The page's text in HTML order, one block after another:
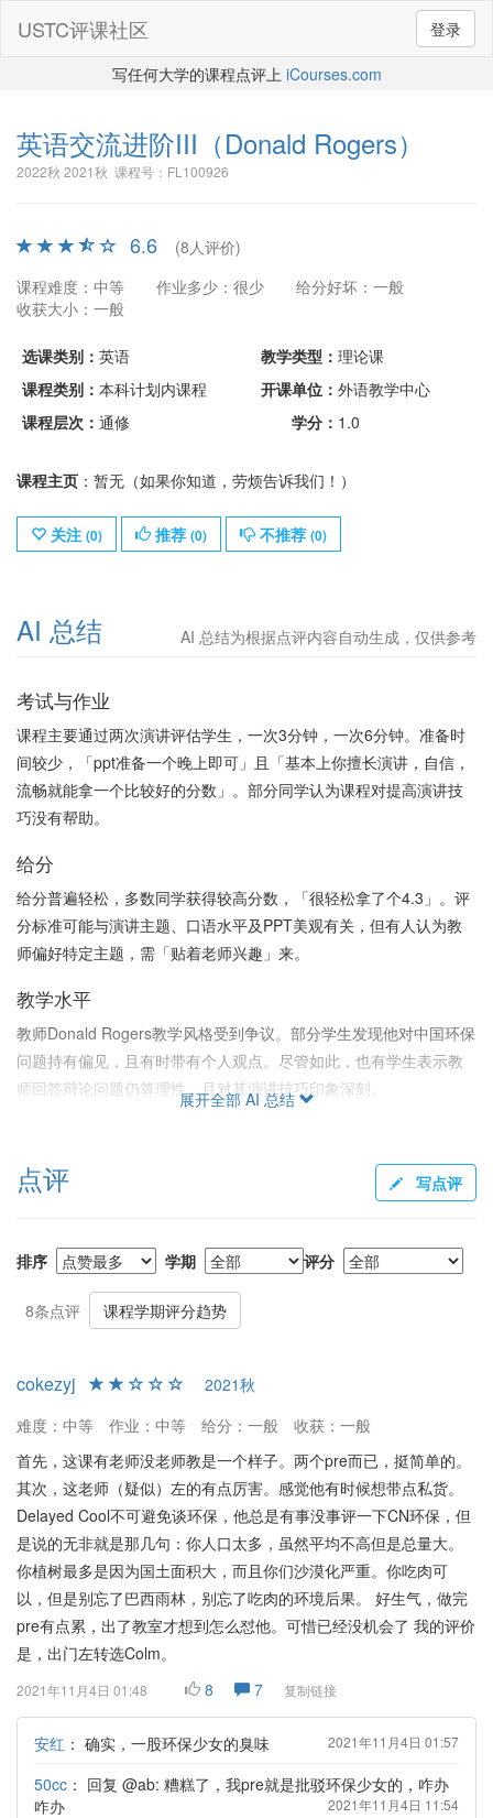
登录
USTC评课社区
写任何大学的课程点评上 iCourses.com
英语交流进阶III （Donald Rogers）
2022秋 2021秋 课程号：FL100926
6.6
(8人评价)
课程难度：中等
作业多少：很少
给分好坏：一般
收获大小：一般
选课类别： 英语 教学类型： 理论课
课程类别： 本科计划内课程 开课单位： 外语教学中心
课程层次： 通修 学分： 1.0
课程主页 ：暂无（如果你知道，劳烦告诉我们！）
关注 (0) 推荐 (0) 不推荐 (0)
AI 总结 AI 总结为根据点评内容自动生成，仅供参考
考试与作业
课程主要通过两次演讲评估学生，一次3分钟，一次6分钟。准备时
间较少，「ppt准备一个晚上即可」且「基本上你擅长演讲，自信，
流畅就能拿一个比较好的分数」。部分同学认为课程对提高演讲技
巧没有帮助。
给分
给分普遍轻松，多数同学获得较高分数，「很轻松拿了个4.3」。评
分标准可能与演讲主题、口语水平及PPT美观有关，但有人认为教
师偏好特定主题，需「贴着老师兴趣」来。
教学水平
教师Donald Rogers教学风格受到争议。部分学生发现他对中国环保
问题持有偏见，且有时带有个人观点。尽管如此，也有学生表示教
师回答辩论问题仍算理性，且对其演讲技巧印象深刻。
课程较轻松，主要任务是两次演讲。尽管主题较重复（例如环
保），但因准备时间少，「课程分数基本由两次pre决定」，对英语
巧」。
综合评价
总体而言，课程较为轻松简单，适合想要轻松获取高分的同学，然
分学生推荐其他老师的课程，如Colm。
展开全部 AI 总结
点评 写点评
排序 学期 评分
8条点评 课程学期评分趋势
cokezyj
2021秋
难度：中等
作业：中等 给分：一般
收获：一般
首先，这课有老师没老师教是一个样子。两个pre而已，挺简单的。
其次，这老师（疑似）左的有点厉害。感觉他有时候想带点私货。
Delayed Cool不可避免谈环保，他总是有事没事评一下CN环保，但
是说的无非就是那几句：你人口太多，虽然平均不高但是总量大。
你植树最多是因为国土面积大，而且你们沙漠化严重。你吃肉可
以，但是别忘了巴西雨林，别忘了吃肉的环境后果。 好生气，做完
pre有点累，出了教室才想到怎么怼他。可惜已经没机会了 我的评价
是，出门左转选Colm。
2021年11月4日 01:48 8 7 复制链接
安红 ： 确实，一股环保少女的臭味 2021年11月4日 01:57
50cc ： 回复 @ab: 糟糕了，我pre就是批驳环保少女的，咋办
咋办
2021年11月4日 11:54